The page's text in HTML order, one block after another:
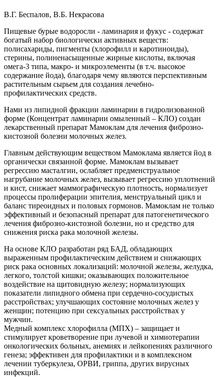
В.Г. Беспалов, В.Б. Некрасова
Пищевые бурые водоросли - ламинария и фукус - содержат
богатый набор биологически активных веществ:
полисахариды, пигменты (хлорофилл и каротиноиды),
стерины, полиненасыщенные жирные кислоты, включая
омега-3 типа, макро- и микроэлементы (в т.ч. высокое
содержание йода), благодаря чему являются перспективным
растительным сырьем для создания лечебно-
профилактических средств.
Нами из липидной фракции ламинарии в гидролизованной
форме (Концентрат ламинарии омыленный – КЛО) создан
лекарственный препарат Мамоклам для лечения фиброзно-
кистозной болезни молочных желез.
Главным действующим веществом Мамоклама является йод в
органически связанной форме. Мамоклам вызывает
регрессию масталгии, ослабляет предменструальное
нагрубание молочных желез, вызывает регрессию уплотнений
и кист, снижает маммографическую плотность, нормализует
процессы пролиферации эпителия, менструальный цикл и
баланс тиреоидных и половых гормонов. Мамоклам не только
эффективный и безопасный препарат для патогенетического
лечения фиброзно-кистозной болезни, но и средство для
снижения риска рака молочной железы.
На основе КЛО разработан ряд БАД, обладающих
выраженным профилактическим действием и снижающих
риск рака основных локализаций: молочной железы, желудка,
легкого, толстой кишки; оказывающих положительное
воздействие на щитовидную железу; нормализующих
показатели липидного обмена при сердечно-сосудистых
расстройствах; улучшающих состояние молочных желез у
женщин; потенцию при сексуальных расстройствах у
мужчин.
Медный комплекс хлорофилла (МПХ) – защищает и
стимулирует кроветворение при лучевой и химиотерапии
онкологических больных, анемиях и лейкопениях различного
генеза; эффективен для профилактики и в комплексном
лечении туберкулеза, ОРВИ, гриппа, других вирусных
инфекций.